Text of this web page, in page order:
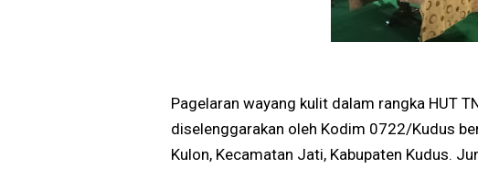
Pagelaran wayang kulit dalam rangka HUT
diselenggarakan oleh Kodim 0722/Kudus
Kulon, Kecamatan Jati, Kabupaten Kudus.